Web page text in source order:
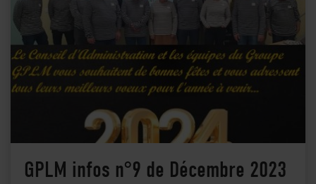
GPLM infos n°9 de Décembre 2023